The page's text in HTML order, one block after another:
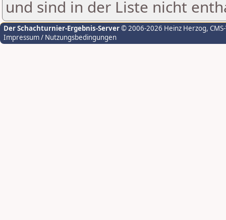
und sind in der Liste nicht
Der Schachturnier-Ergebnis-Server© 2006-2026 Heinz Herzog,
Impressum / Nutzungsbedingungen